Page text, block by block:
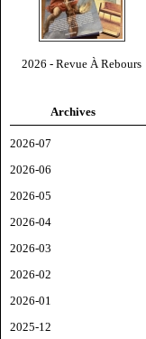
2026 - Revue À Rebours
Archives
2026-07
2026-06
2026-05
2026-04
2026-03
2026-02
2026-01
2025-12